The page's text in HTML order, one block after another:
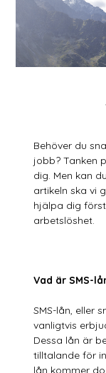
Behöver du
jobb? Tanken
dig. Men kan
artikeln ska vi
hjälpa dig
arbetslöshet.
Vad är SMS-
SMS-lån, eller
vanligtvis
Dessa lån är
tilltalande för
lån kommer